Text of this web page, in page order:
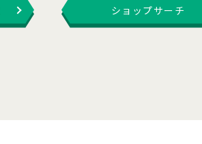
ショップサーチ